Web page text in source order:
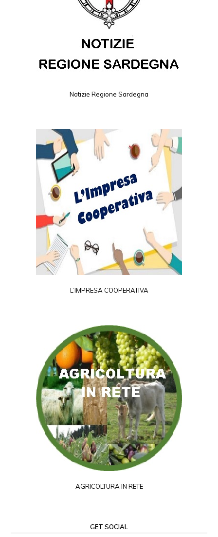
Notizie Regione Sardegna
L’IMPRESA COOPERATIVA
AGRICOLTURA IN RETE
GET SOCIAL